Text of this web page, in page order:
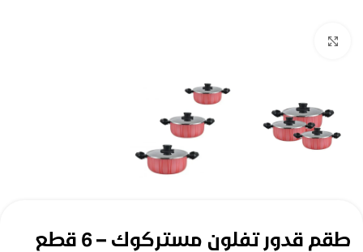
طقم قدور تفلون مستركوك – 6 قطع